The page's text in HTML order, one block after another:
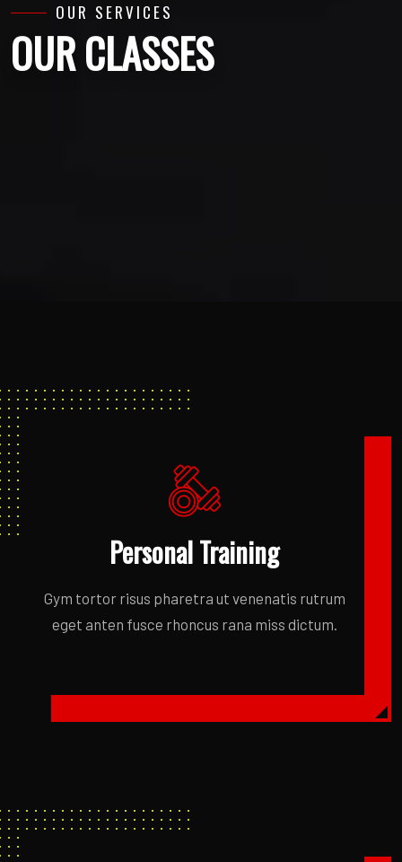
OUR SERVICES
OUR CLASSES
Personal Training
Gym tortor risus pharetra ut venenatis rutrum
eget anten fusce rhoncus rana miss dictum.